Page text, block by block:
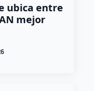
ubica entre
mejor